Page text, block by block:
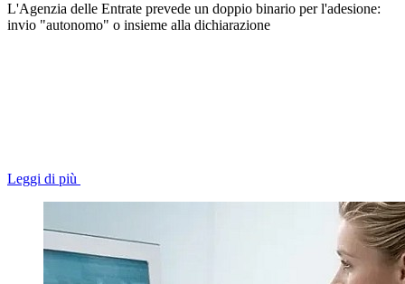
L'Agenzia delle Entrate prevede un doppio binario per l'adesione:
invio "autonomo" o insieme alla dichiarazione
Leggi di più